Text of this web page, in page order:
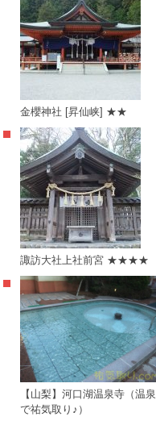
金櫻神社 [昇仙峡] ★★
諏訪大社上社前宮 ★★★★
【山梨】河口湖温泉寺（温泉
で祐気取り♪）